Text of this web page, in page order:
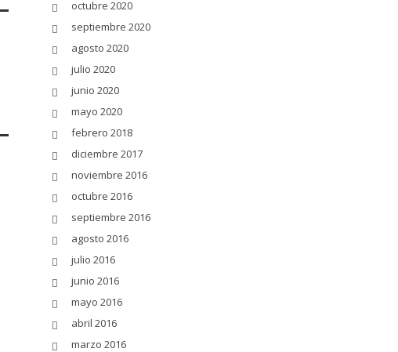
octubre 2020
septiembre 2020
agosto 2020
julio 2020
junio 2020
mayo 2020
febrero 2018
diciembre 2017
noviembre 2016
octubre 2016
septiembre 2016
agosto 2016
julio 2016
junio 2016
mayo 2016
abril 2016
marzo 2016